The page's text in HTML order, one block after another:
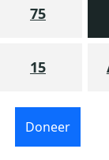
75
15
Doneer